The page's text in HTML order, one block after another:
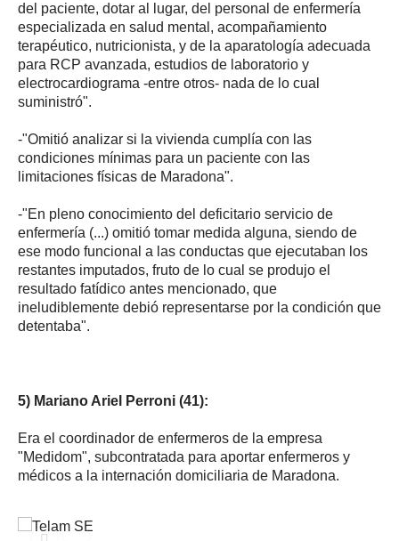
del paciente, dotar al lugar, del personal de enfermería
especializada en salud mental, acompañamiento
terapéutico, nutricionista, y de la aparatología adecuada
para RCP avanzada, estudios de laboratorio y
electrocardiograma -entre otros- nada de lo cual
suministró".
-"Omitió analizar si la vivienda cumplía con las
condiciones mínimas para un paciente con las
limitaciones físicas de Maradona".
-"En pleno conocimiento del deficitario servicio de
enfermería (...) omitió tomar medida alguna, siendo de
ese modo funcional a las conductas que ejecutaban los
restantes imputados, fruto de lo cual se produjo el
resultado fatídico antes mencionado, que
ineludiblemente debió representarse por la condición que
detentaba".
5) Mariano Ariel Perroni (41):
Era el coordinador de enfermeros de la empresa
"Medidom", subcontratada para aportar enfermeros y
médicos a la internación domiciliaria de Maradona.